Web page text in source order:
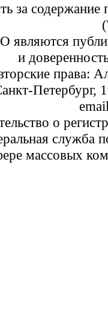
за
являются
и
права:
Петербург,
о
служба
массовых